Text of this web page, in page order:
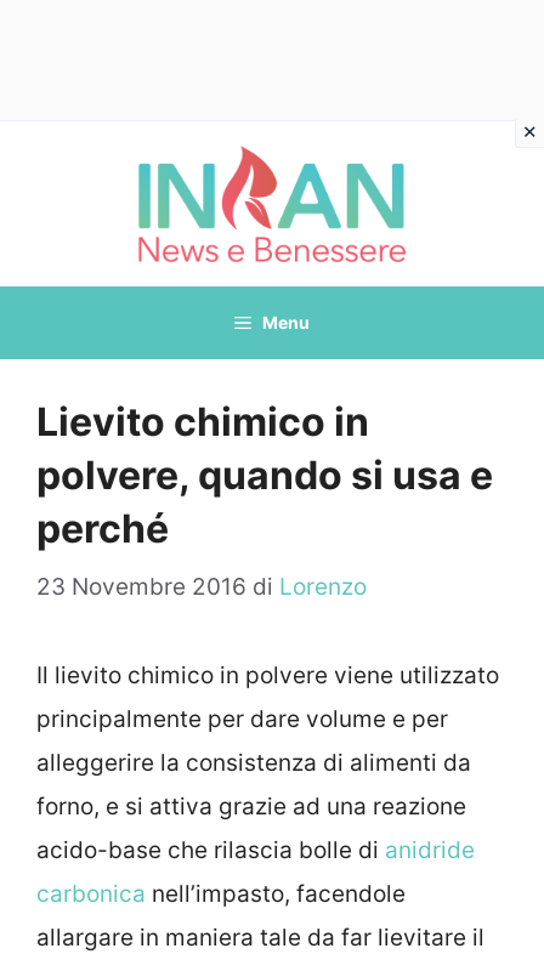
Menu
Lievito chimico in
polvere, quando si usa e
perché
23 Novembre 2016 di Lorenzo
Il lievito chimico in polvere viene utilizzato
principalmente per dare volume e per
alleggerire la consistenza di alimenti da
forno, e si attiva grazie ad una reazione
acido-base che rilascia bolle di anidride
carbonica nell’impasto, facendole
allargare in maniera tale da far lievitare il